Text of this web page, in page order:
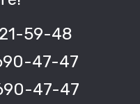
59-48
47-47
47-47